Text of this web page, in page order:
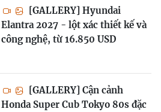
[GALLERY] Hyundai
Elantra 2027 - lột xác thiết kế và
công nghệ, từ 16.850 USD
[GALLERY] Cận cảnh
Honda Super Cub Tokyo 80s đặc